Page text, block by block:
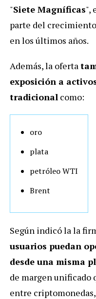
"Siete Magníficas",
parte del
en los últimos años.
Además, la oferta
exposición a
tradicional como:
oro
plata
petróleo WTI
Brent
Según indicó la la
usuarios puedan
desde una misma
de margen unificado
entre